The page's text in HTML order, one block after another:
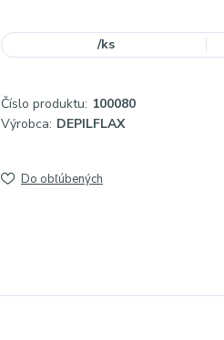
/ks
Číslo produktu: 100080
Výrobca: DEPILFLAX
Do obľúbených